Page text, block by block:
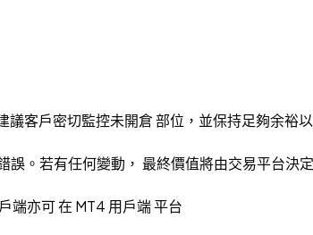
客戶密切監控未開倉 部位，並保持足夠余裕
。若有任何變動， 最終價值將由交易平台決定
端亦可 在 MT4 用戶端 平台